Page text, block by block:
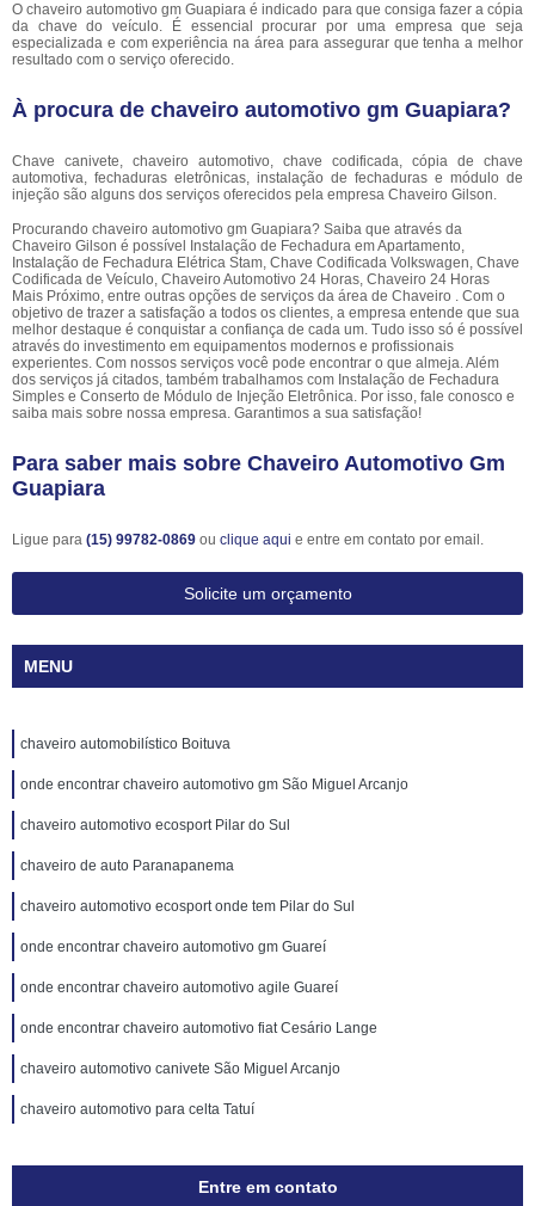
O chaveiro automotivo gm Guapiara é indicado para que consiga fazer a cópia
da chave do veículo. É essencial procurar por uma empresa que seja
especializada e com experiência na área para assegurar que tenha a melhor
resultado com o serviço oferecido.
À procura de chaveiro automotivo gm Guapiara?
Chave canivete, chaveiro automotivo, chave codificada, cópia de chave
automotiva, fechaduras eletrônicas, instalação de fechaduras e módulo de
injeção são alguns dos serviços oferecidos pela empresa Chaveiro Gilson.
Procurando chaveiro automotivo gm Guapiara? Saiba que através da
Chaveiro Gilson é possível Instalação de Fechadura em Apartamento,
Instalação de Fechadura Elétrica Stam, Chave Codificada Volkswagen, Chave
Codificada de Veículo, Chaveiro Automotivo 24 Horas, Chaveiro 24 Horas
Mais Próximo, entre outras opções de serviços da área de Chaveiro . Com o
objetivo de trazer a satisfação a todos os clientes, a empresa entende que sua
melhor destaque é conquistar a confiança de cada um. Tudo isso só é possível
através do investimento em equipamentos modernos e profissionais
experientes. Com nossos serviços você pode encontrar o que almeja. Além
dos serviços já citados, também trabalhamos com Instalação de Fechadura
Simples e Conserto de Módulo de Injeção Eletrônica. Por isso, fale conosco e
saiba mais sobre nossa empresa. Garantimos a sua satisfação!
Para saber mais sobre Chaveiro Automotivo Gm
Guapiara
Ligue para (15) 99782-0869 ou clique aqui e entre em contato por email.
Solicite um orçamento
MENU
chaveiro automobilístico Boituva
onde encontrar chaveiro automotivo gm São Miguel Arcanjo
chaveiro automotivo ecosport Pilar do Sul
chaveiro de auto Paranapanema
chaveiro automotivo ecosport onde tem Pilar do Sul
onde encontrar chaveiro automotivo gm Guareí
onde encontrar chaveiro automotivo agile Guareí
onde encontrar chaveiro automotivo fiat Cesário Lange
chaveiro automotivo canivete São Miguel Arcanjo
chaveiro automotivo para celta Tatuí
Entre em contato